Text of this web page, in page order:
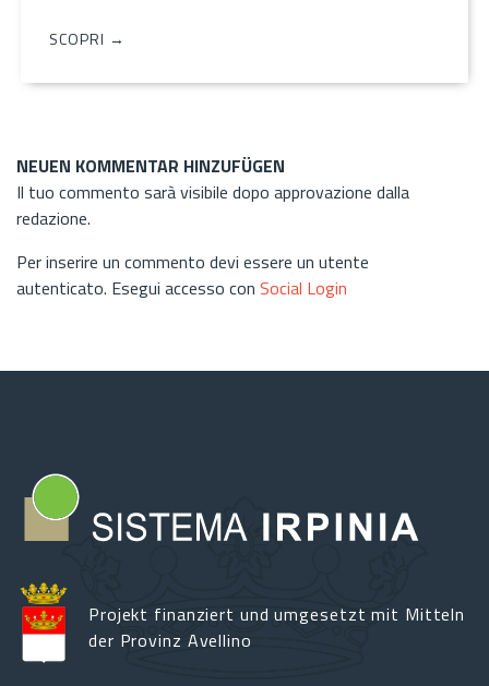
SCOPRI →
NEUEN KOMMENTAR HINZUFÜGEN
Il tuo commento sarà visibile dopo approvazione dalla
redazione.
Per inserire un commento devi essere un utente
autenticato. Esegui accesso con Social Login
Projekt finanziert und umgesetzt mit Mitteln
der Provinz Avellino